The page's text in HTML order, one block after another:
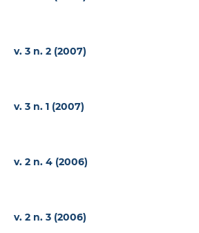
v. 3 n. 2 (2007)
v. 3 n. 1 (2007)
v. 2 n. 4 (2006)
v. 2 n. 3 (2006)